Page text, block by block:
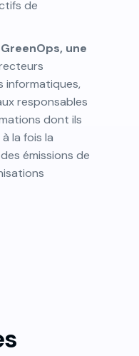
de
GreenOps, une
informatiques,
responsables
dont ils
la fois la
émissions de